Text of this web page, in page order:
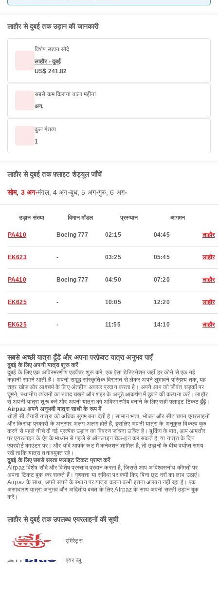
लाहौर से दुबई तक उड़ान की जानकारी
विशेष उड़ान सौदे
लाहौर - दुबई
US$ 241.82
सबसे कम किराया वाला महीना
अग.
कुल गंतव्य
1
लाहौर से दुबई तक फ़्लाइट शेड्यूल जाँचें
सोम, 3 अग॰मंगल, 4 अग॰बुध, 5 अग॰गुरु, 6 अग॰
उड़ान संख्या विमान मॉडल प्रस्थान आगमन
PA410 Boeing 777 02:15 04:45 लाहौर
EK623 - 03:25 05:45 लाहौर
PA410 Boeing 777 04:50 07:20 लाहौर
EK625 - 10:05 12:20 लाहौर
EK625 - 11:55 14:10 लाहौर
सबसे अच्छी यात्रा ढूँढें और अपना परफ़ेक्ट यात्रा अनुभव पाएँ
दुबई के लिए अपनी यात्रा शुरू करें
दुबई के लिए एक अविस्मरणीय एडवेंचर शुरू करें, एक ऐसा डेस्टिनेशन जहाँ हर कोने से एक नई
कहानी सामने आती है। अपनी समृद्ध सांस्कृतिक विरासत से लेकर अपने लुभावने परिदृश्य तक, यह
शहर खोज और आश्चर्य के लिए अंतहीन अवसर प्रदान करता है। अपने आप को जीवंत सड़कों पर
घूमने, स्थानीय व्यंजनों का स्वाद चखने और शहर के अनूठे आकर्षण में डूबने की कल्पना करें। लाहौर
से अपनी यात्रा शुरू करें और अपनी यात्रा को अविस्मरणीय बनाने के लिए सही फ़्लाइट टिकट ढूँढ़ें।
Airpaz अपने अनुभवी यात्रा साथी के रूप में
थोड़ी सी तैयारी यात्रा को अधिक सुगम बना देती है। सामान भत्ता, भोजन और सीट चयन एयरलाइनों
और किराया प्रकारों के अनुसार अलग-अलग होते हैं, इसलिए अपनी यात्रा के अनुकूल विकल्प बुक
करने से पहले नीचे दी गई प्रत्येक उड़ान का विवरण जांचना उचित है। बुकिंग के बाद, आप आमतौर
पर एयरलाइन के ऐप के माध्यम से पहले से ऑनलाइन चेक-इन कर सकते हैं, या यात्रा के दिन
एयरपोर्ट काउंटर पर। और यदि आपके रूट में कनेक्शन शामिल है, तो उड़ानों के बीच पर्याप्त समय
रखें ताकि यात्रा तनावमुक्त रहे।
दुबई के लिए सबसे सस्ता फ्लाइट टिकट प्राप्त करें
Airpaz विशेष सौदे और विशेष प्रस्ताव प्रदान करता है, जिससे आप अविश्वसनीय कीमतों पर
अपना टिकट बुक कर सकते हैं। गुणवत्ता या सुविधा पर कमी किए बिना छूट दरों का लाभ उठाएं।
Airpaz के साथ, अपने सपने के स्थान पर यात्रा करना कभी इतना आसान नहीं रहा है। एक
असाधारण यात्रा अनुभव और अद्वितीय बचत के लिए Airpaz के साथ अपनी सस्ती उड़ान बुक
करें।
लाहौर से दुबई तक उपलब्ध एयरलाइनों की सूची
एमिरेट्स
एयर ब्लू